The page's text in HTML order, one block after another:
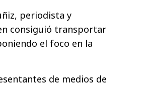
periodista y
consiguió transportar
el foco en la
de medios de